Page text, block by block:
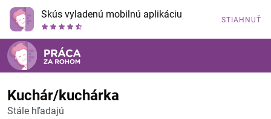
Skús vyladenú mobilnú aplikáciu STIAHNUŤ
Kuchár/kuchárka
Stále hľadajú